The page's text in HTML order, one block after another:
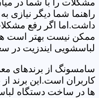
مشکلات را با شما در
راهنما شما دیگر نیازی
داشت.اما اگر رفع
ممکن نیست بهتر است
لباسشویی ایندزیت در
سامسونگ از برندهای
کاربران است.این برند
ها در ساخت دستگاه